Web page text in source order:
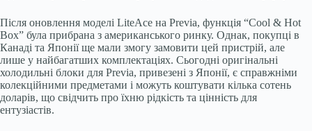
Після оновлення моделі LiteAce на Previa, функція “Cool & Hot
Box” була прибрана з американського ринку. Однак, покупці в
Канаді та Японії ще мали змогу замовити цей пристрій, але
лише у найбагатших комплектаціях. Сьогодні оригінальні
холодильні блоки для Previa, привезені з Японії, є справжніми
колекційними предметами і можуть коштувати кілька сотень
доларів, що свідчить про їхню рідкість та цінність для
ентузіастів.